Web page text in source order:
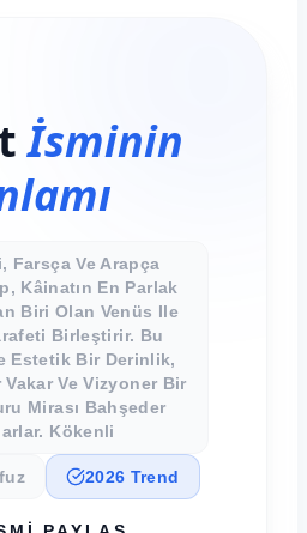
İsminin
Farsça Ve Arapça
Kâinatın En Parlak
Biri Olan Venüs Ile
Birleştirir. Bu
Estetik Bir Derinlik,
Vakar Ve Vizyoner Bir
Mirası Bahşeder
Kökenli
2026 Trend